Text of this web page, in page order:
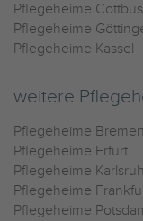
Pflegeheime Cottbus
Pflegeheime
Pflegeheime Kassel
weitere
Pflegeheime Bremen
Pflegeheime Erfurt
Pflegeheime
Pflegeheime
Pflegeheime